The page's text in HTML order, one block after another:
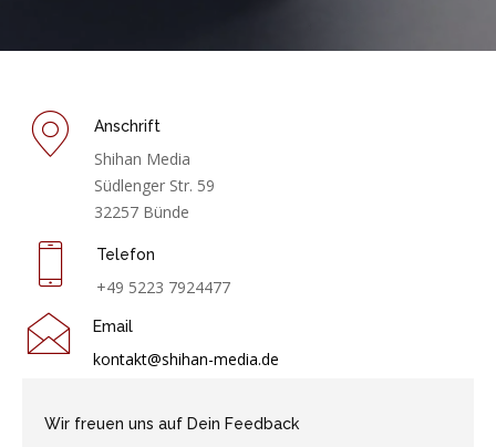
Anschrift
Shihan Media
Südlenger Str. 59
32257 Bünde
Telefon
+49 5223 7924477
Email
kontakt@shihan-media.de
Wir freuen uns auf Dein Feedback